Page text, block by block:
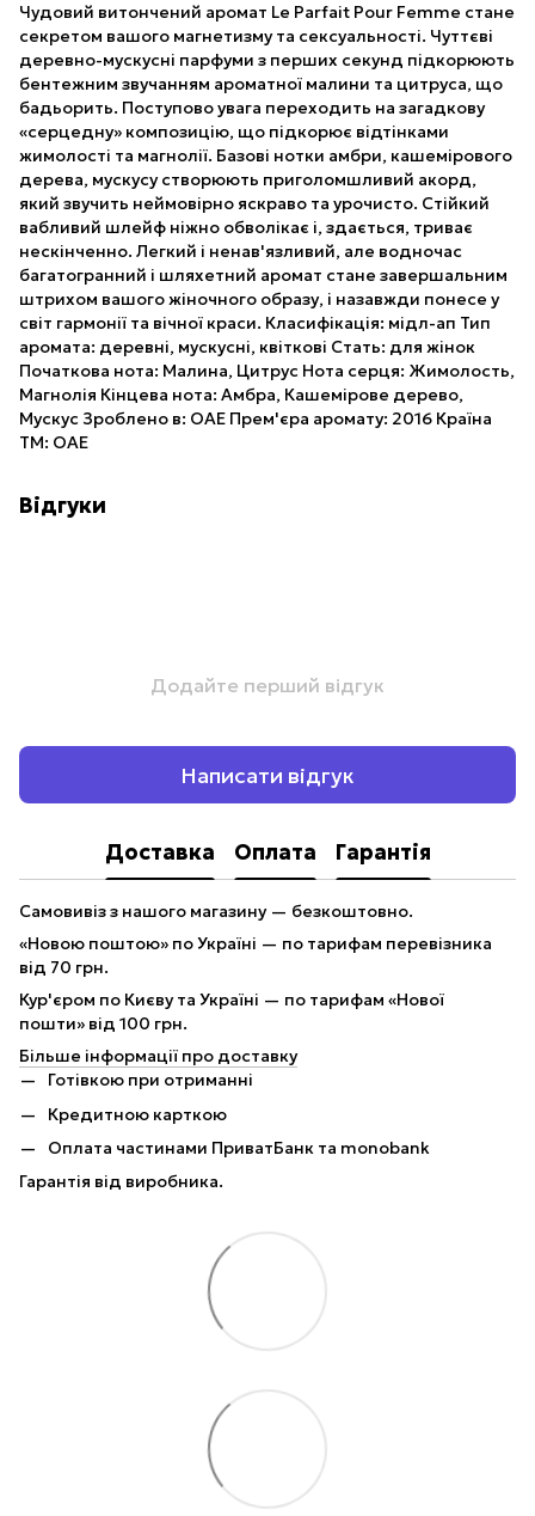
Чудовий витончений аромат Le Parfait Pour Femme стане
секретом вашого магнетизму та сексуальності. Чуттєві
деревно-мускусні парфуми з перших секунд підкорюють
бентежним звучанням ароматної малини та цитруса, що
бадьорить. Поступово увага переходить на загадкову
«серцедну» композицію, що підкорює відтінками
жимолості та магнолії. Базові нотки амбри, кашемірового
дерева, мускусу створюють приголомшливий акорд,
який звучить неймовірно яскраво та урочисто. Стійкий
вабливий шлейф ніжно обволікає і, здається, триває
нескінченно. Легкий і ненав'язливий, але водночас
багатогранний і шляхетний аромат стане завершальним
штрихом вашого жіночного образу, і назавжди понесе у
світ гармонії та вічної краси. Класифікація: мідл-ап Тип
аромата: деревні, мускусні, квіткові Стать: для жінок
Початкова нота: Малина, Цитрус Нота серця: Жимолость,
Магнолія Кінцева нота: Амбра, Кашемірове дерево,
Мускус Зроблено в: ОАЕ Прем'єра аромату: 2016 Країна
ТМ: ОАЕ
Відгуки
Додайте перший відгук
Написати відгук
Доставка Оплата Гарантія
Самовивіз з нашого магазину — безкоштовно.
«Новою поштою» по Україні — по тарифам перевізника
від 70 грн.
Кур'єром по Києву та Україні — по тарифам «Нової
пошти» від 100 грн.
Більше інформації про доставку
Готівкою при отриманні
Кредитною карткою
Оплата частинами ПриватБанк та monobank
Гарантія від виробника.